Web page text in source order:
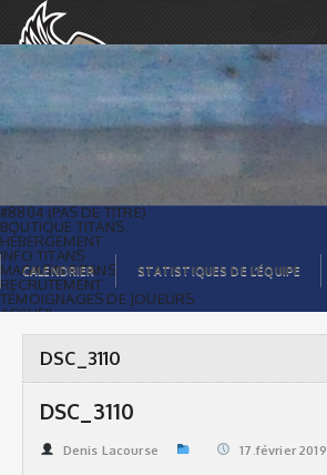
DSC_3110 | Titans de témiscaming
#8804 (PAS DE TITRE)
BOUTIQUE TITANS
HÉBERGEMENT
INFO TITANS
MAGASIN TITANS
RECRUTEMENT
TÉMOIGNAGES DE JOUEURS
ACCUEIL
GALERIE PHOTOS
STATISTIQUES
ORGANISATION
CALENDRIER
GALERIE VIDÉOS
COMMANDITAIRES
CALENDRIER STATISTIQUES DE L’ÉQUIPE
DSC_3110
DSC_3110
Denis Lacourse 17.février 2019